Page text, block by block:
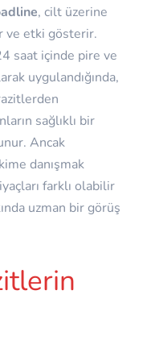
, cilt üzerine
ve etki gösterir.
saat içinde pire ve
uygulandığında,
sağlıklı bir
Ancak
danışmak
farklı olabilir
uzman bir görüş